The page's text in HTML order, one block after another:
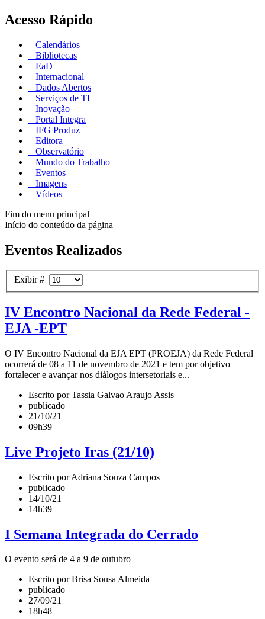
Acesso Rápido
Calendários
Bibliotecas
EaD
Internacional
Dados Abertos
Serviços de TI
Inovação
Portal Integra
IFG Produz
Editora
Observatório
Mundo do Trabalho
Eventos
Imagens
Vídeos
Fim do menu principal
Início do conteúdo da página
Eventos Realizados
Exibir #
IV Encontro Nacional da Rede Federal -
EJA -EPT
O IV Encontro Nacional da EJA EPT (PROEJA) da Rede Federal
ocorrerá de 08 a 11 de novembro de 2021 e tem por objetivo
fortalecer e avançar nos diálogos intersetoriais e...
Escrito por Tassia Galvao Araujo Assis
publicado
21/10/21
09h39
Live Projeto Iras (21/10)
Escrito por Adriana Souza Campos
publicado
14/10/21
14h39
I Semana Integrada do Cerrado
O evento será de 4 a 9 de outubro
Escrito por Brisa Sousa Almeida
publicado
27/09/21
18h48